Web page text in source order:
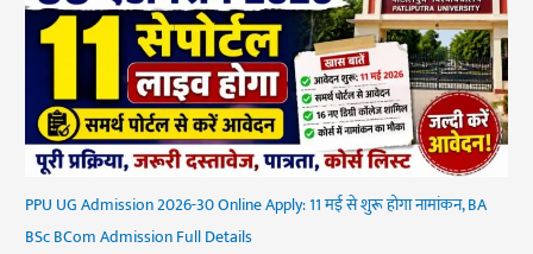
PPU UG Admission 2026-30 Online Apply: 11 मई से शुरू होगा नामांकन, BA
BSc BCom Admission Full Details